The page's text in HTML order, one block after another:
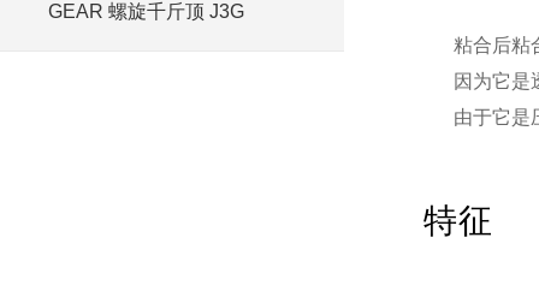
GEAR 螺旋千斤顶 J3G
粘合后粘
因为它是
由于它是
特征